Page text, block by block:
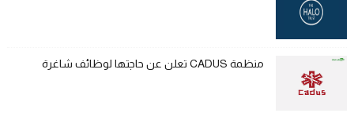
منظمة CADUS تعلن عن حاجتها لوظائف شاغرة